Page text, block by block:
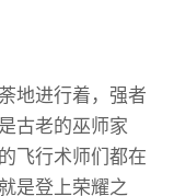
地进行着，强者
古老的巫师家
飞行术师们都在
是登上荣耀之